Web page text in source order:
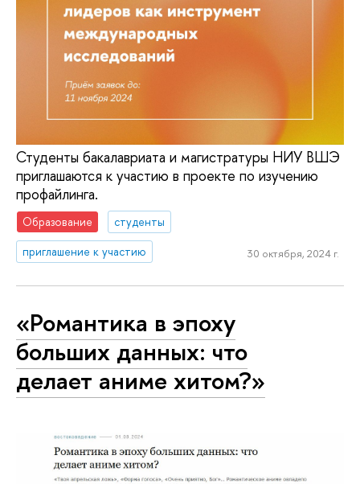
Студенты бакалавриата и магистратуры НИУ ВШЭ
приглашаются к участию в проекте по изучению
профайлинга.
Образование
студенты
приглашение к участию
30 октября, 2024 г.
«Романтика в эпоху
больших данных: что
делает аниме хитом?»